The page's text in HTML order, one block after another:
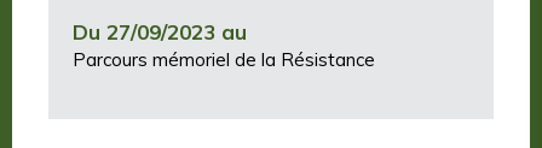
Du 27/09/2023 au
Parcours mémoriel de la Résistance